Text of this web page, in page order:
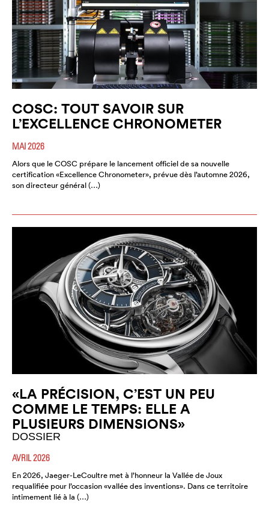
COSC: TOUT SAVOIR SUR
L’EXCELLENCE CHRONOMETER
MAI 2026
Alors que le COSC prépare le lancement officiel de sa nouvelle
certification «Excellence Chronometer», prévue dès l’automne 2026,
son directeur général (…)
«LA PRÉCISION, C’EST UN PEU
COMME LE TEMPS: ELLE A
PLUSIEURS DIMENSIONS»
DOSSIER
AVRIL 2026
En 2026, Jaeger-LeCoultre met à l’honneur la Vallée de Joux
requalifiée pour l’occasion «vallée des inventions». Dans ce territoire
intimement lié à la (…)